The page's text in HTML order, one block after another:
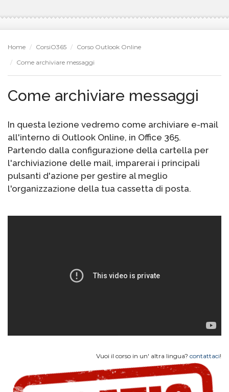
Home CorsiO365
Corso Outlook Online
Come archiviare messaggi
Come archiviare messaggi
In questa lezione vedremo come archiviare e-mail
all'interno di Outlook Online, in Office 365.
Partendo dalla configurazione della cartella per
l'archiviazione delle mail, imparerai i principali
pulsanti d'azione per gestire al meglio
l'organizzazione della tua cassetta di posta.
Vuoi il corso in un' altra lingua? contattaci!